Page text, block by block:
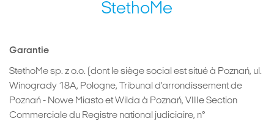
StethoMe
Garantie
StethoMe sp. z o.o. (dont le siège social est situé à Poznań, ul.
Winogrady 18A, Pologne, Tribunal d'arrondissement de
Poznań - Nowe Miasto et Wilda à Poznań, VIIIe Section
Commerciale du Registre national judiciaire, n°